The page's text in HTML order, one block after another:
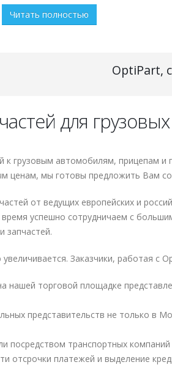
Читать полностью
OptiPart,
для
грузовым автомобилям, прицепам
ценам, мы готовы предложить Вам
от ведущих европейских и
успешно сотрудничаем с
запчастей.
Заказчики, работая с
нашей торговой площадке
представительств не только в
посредством транспортных
отсрочки платежей и выделение